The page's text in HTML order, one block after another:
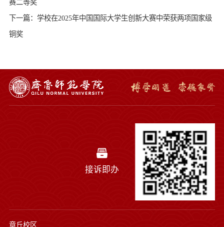
赛二等奖
下一篇：学校在2025年中国国际大学生创新大赛中荣获两项国家级
铜奖
接诉即办
章丘校区